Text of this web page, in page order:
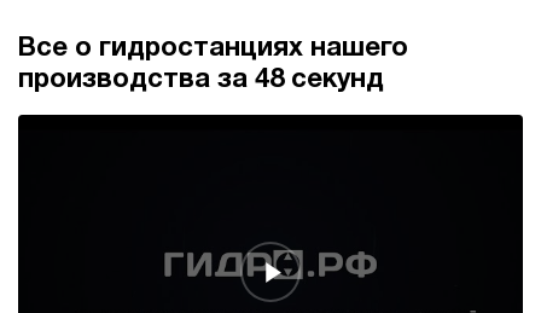
Все о гидростанциях нашего
производства за 48 секунд